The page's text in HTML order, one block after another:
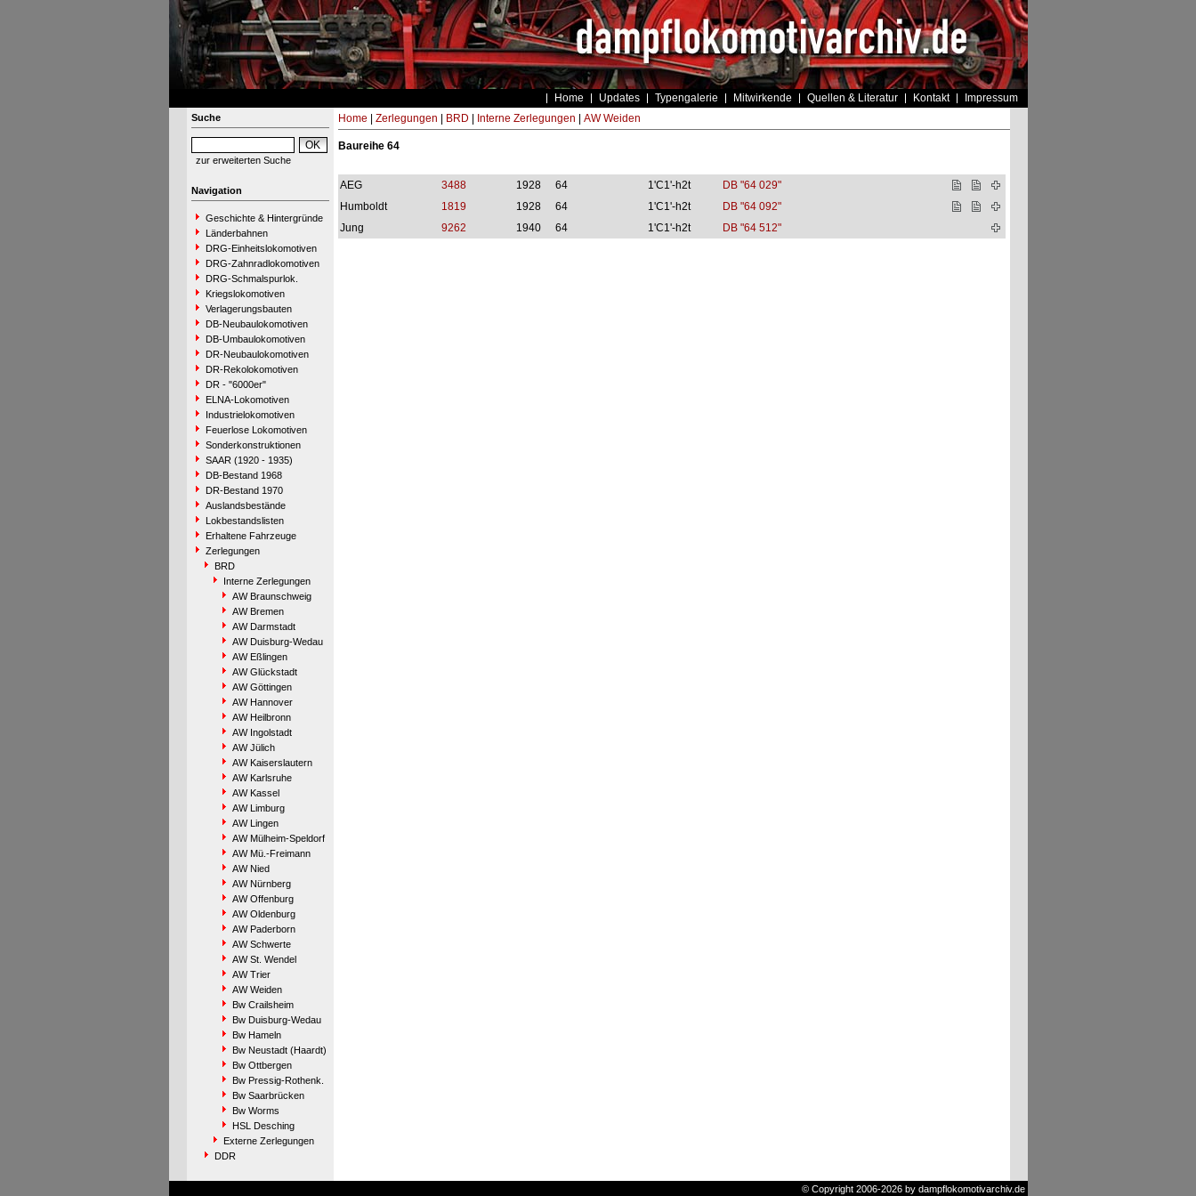
Home Updates Typengalerie Mitwirkende Quellen & Literatur Kontakt Impressum
Suche
zur erweiterten Suche
Navigation
Geschichte & Hintergründe
Länderbahnen
DRG-Einheitslokomotiven
DRG-Zahnradlokomotiven
DRG-Schmalspurlok.
Kriegslokomotiven
Verlagerungsbauten
DB-Neubaulokomotiven
DB-Umbaulokomotiven
DR-Neubaulokomotiven
DR-Rekolokomotiven
DR - "6000er"
ELNA-Lokomotiven
Industrielokomotiven
Feuerlose Lokomotiven
Sonderkonstruktionen
SAAR (1920 - 1935)
DB-Bestand 1968
DR-Bestand 1970
Auslandsbestände
Lokbestandslisten
Erhaltene Fahrzeuge
Zerlegungen
BRD
Interne Zerlegungen
AW Braunschweig
AW Bremen
AW Darmstadt
AW Duisburg-Wedau
AW Eßlingen
AW Glückstadt
AW Göttingen
AW Hannover
AW Heilbronn
AW Ingolstadt
AW Jülich
AW Kaiserslautern
AW Karlsruhe
AW Kassel
AW Limburg
AW Lingen
AW Mülheim-Speldorf
AW Mü.-Freimann
AW Nied
AW Nürnberg
AW Offenburg
AW Oldenburg
AW Paderborn
AW Schwerte
AW St. Wendel
AW Trier
AW Weiden
Bw Crailsheim
Bw Duisburg-Wedau
Bw Hameln
Bw Neustadt (Haardt)
Bw Ottbergen
Bw Pressig-Rothenk.
Bw Saarbrücken
Bw Worms
HSL Desching
Externe Zerlegungen
DDR
Home Zerlegungen BRD Interne Zerlegungen AW Weiden
Baureihe 64
AEG 3488 1928 64 1'C1'-h2t
DB "64 029"
Humboldt
1819 1928 64 1'C1'-h2t
DB "64 092"
Jung
9262 1940 64 1'C1'-h2t DB "64 512"
© Copyright 2006-2026 by dampflokomotivarchiv.de